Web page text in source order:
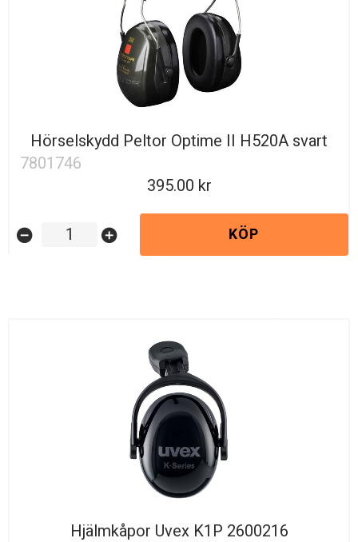
Hörselskydd Peltor Optime II H520A svart
7801746
395.00
remove_circle add_circle KÖP
Hjälmkåpor Uvex K1P 2600216